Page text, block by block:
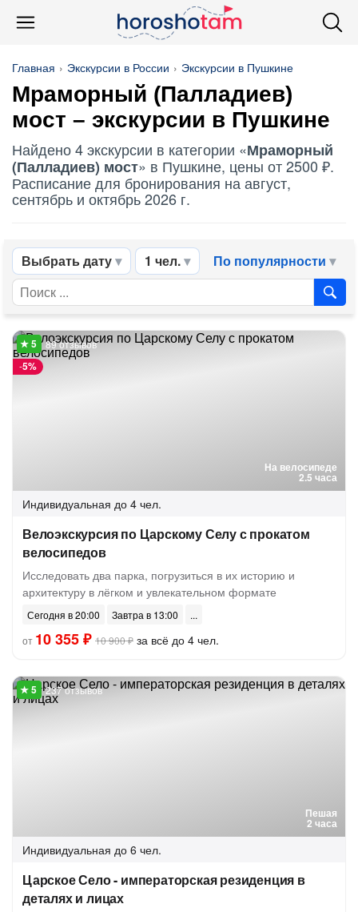
Главная Экскурсии в России Экскурсии в Пушкине
Мраморный (Палладиев)
мост – экскурсии в Пушкине
Найдено 4 экскурсии в категории «Мраморный
(Палладиев) мост» в Пушкине, цены от 2500 ₽.
Расписание для бронирования на август,
сентябрь и октябрь 2026 г.
Выбрать дату 1 чел. По популярности
На велосипеде
2.5 часа
-5%
89 отзывов
Индивидуальная до 4 чел.
Велоэкскурсия по Царскому Селу с прокатом
велосипедов
Исследовать два парка, погрузиться в их историю и
архитектуру в лёгком и увлекательном формате
Сегодня в 20:00
Завтра в 13:00
от 10 355 ₽ 10 900 ₽ за всё до 4 чел.
Пешая
2 часа
237 отзывов
Индивидуальная до 6 чел.
Царское Село - императорская резиденция в
деталях и лицах